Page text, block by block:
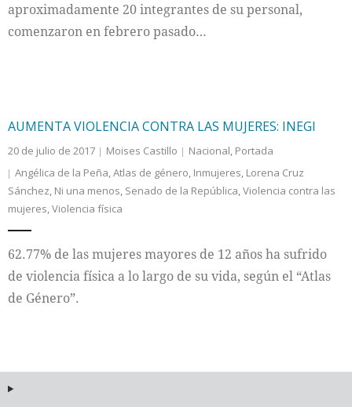
aproximadamente 20 integrantes de su personal,
comenzaron en febrero pasado…
AUMENTA VIOLENCIA CONTRA LAS MUJERES: INEGI
20 de julio de 2017 Moises Castillo Nacional, Portada
Angélica de la Peña,Atlas de género, Inmujeres, Lorena Cruz
Sánchez, Ni una menos, Senado de la República,Violencia contra las
mujeres,Violencia física
62.77% de las mujeres mayores de 12 años ha sufrido
de violencia física a lo largo de su vida, según el “Atlas
de Género”.